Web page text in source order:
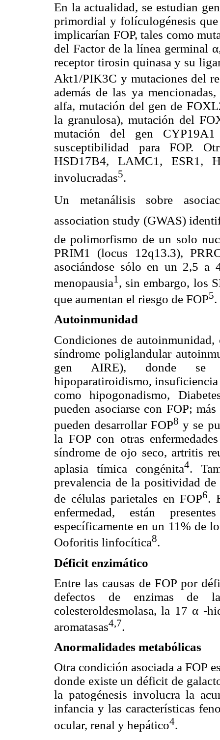
En la actualidad, se estudian
primordial y folículogénesis
implicarían FOP, tales como
del Factor de la línea germinal
receptor tirosin quinasa y su
Akt1/PIK3C y mutaciones del
además de las ya
alfa, mutación del gen de
la granulosa), mutación del
mutación del gen CYP19A1
susceptibilidad para FOP.
HSD17B4, LAMC1, ESR1,
involucradas5.
Un metanálisis sobre
association study (GWAS)
de polimorfismo de un solo
PRIM1 (locus 12q13.3),
asociándose sólo en un 2,5 a
menopausia1 , sin embargo, los
que aumentan el riesgo de FOP5.
Autoinmunidad
Condiciones de
síndrome poliglandular
gen AIRE), donde se
hipoparatiroidismo, insuficiencia
como hipogonadismo,
pueden asociarse con FOP;
pueden desarrollar FOP8 y se
la FOP con otras
síndrome de ojo seco, artritis
aplasia tímica congénita4.
prevalencia de la positividad
de células parietales en FOP6.
enfermedad, están
específicamente en un 11% de
Ooforitis linfocítica8.
Déficit enzimático
Entre las causas de FOP por
defectos de enzimas de
colesteroldesmolasa, la 17 α -
aromatasas4,7.
Anormalidades metabólicas
Otra condición asociada a FOP
donde existe un déficit de
la patogénesis involucra la
infancia y las características
ocular, renal y hepático4.